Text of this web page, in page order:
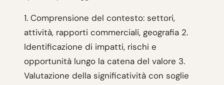
1. Comprensione del contesto: settori,
attività, rapporti commerciali, geografia 2.
Identificazione di impatti, rischi e
opportunità lungo la catena del valore 3.
Valutazione della significatività con soglie